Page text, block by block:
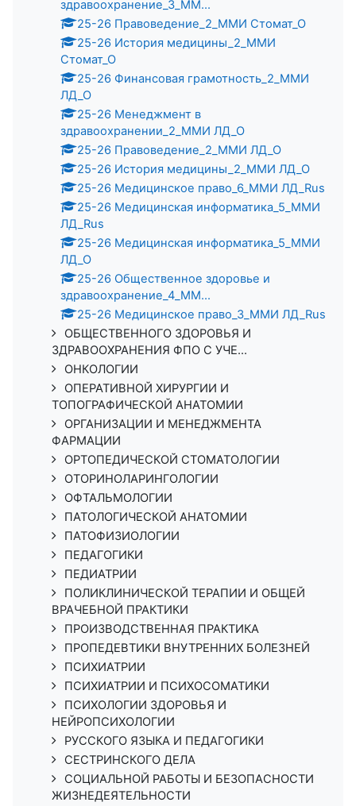
здравоохранение_3_ММ...
25-26 Правоведение_2_ММИ Стомат_О
25-26 История медицины_2_ММИ
Стомат_О
25-26 Финансовая грамотность_2_ММИ
ЛД_О
25-26 Менеджмент в
здравоохранении_2_ММИ ЛД_О
25-26 Правоведение_2_ММИ ЛД_О
25-26 История медицины_2_ММИ ЛД_О
25-26 Медицинское право_6_ММИ ЛД_Rus
25-26 Медицинская информатика_5_ММИ
ЛД_Rus
25-26 Медицинская информатика_5_ММИ
ЛД_О
25-26 Общественное здоровье и
здравоохранение_4_ММ...
25-26 Медицинское право_3_ММИ ЛД_Rus
ОБЩЕСТВЕННОГО ЗДОРОВЬЯ И
ЗДРАВООХРАНЕНИЯ ФПО С УЧЕ...
ОНКОЛОГИИ
ОПЕРАТИВНОЙ ХИРУРГИИ И
ТОПОГРАФИЧЕСКОЙ АНАТОМИИ
ОРГАНИЗАЦИИ И МЕНЕДЖМЕНТА
ФАРМАЦИИ
ОРТОПЕДИЧЕСКОЙ СТОМАТОЛОГИИ
ОТОРИНОЛАРИНГОЛОГИИ
ОФТАЛЬМОЛОГИИ
ПАТОЛОГИЧЕСКОЙ АНАТОМИИ
ПАТОФИЗИОЛОГИИ
ПЕДАГОГИКИ
ПЕДИАТРИИ
ПОЛИКЛИНИЧЕСКОЙ ТЕРАПИИ И ОБЩЕЙ
ВРАЧЕБНОЙ ПРАКТИКИ
ПРОИЗВОДСТВЕННАЯ ПРАКТИКА
ПРОПЕДЕВТИКИ ВНУТРЕННИХ БОЛЕЗНЕЙ
ПСИХИАТРИИ
ПСИХИАТРИИ И ПСИХОСОМАТИКИ
ПСИХОЛОГИИ ЗДОРОВЬЯ И
НЕЙРОПСИХОЛОГИИ
РУССКОГО ЯЗЫКА И ПЕДАГОГИКИ
СЕСТРИНСКОГО ДЕЛА
СОЦИАЛЬНОЙ РАБОТЫ И БЕЗОПАСНОСТИ
ЖИЗНЕДЕЯТЕЛЬНОСТИ